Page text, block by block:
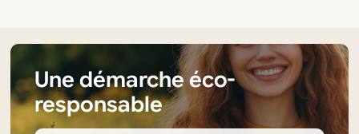
Une démarche éco-
responsable